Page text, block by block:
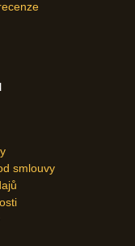
smlouvy